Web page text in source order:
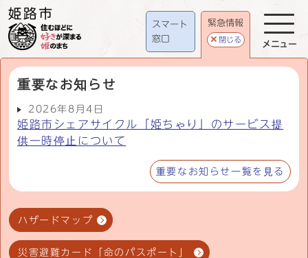
スマート
窓口
緊急情報
閉じる
重要なお知らせ
2026年8月4日
姫路市シェアサイクル「姫ちゃり」のサービス提
供一時停止について
重要なお知らせ一覧を見る
ハザードマップ
災害避難カード「命のパスポート」
メニュー